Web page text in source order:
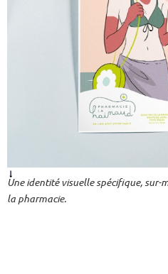
Une identité visuelle spécifique, sur-
la pharmacie.